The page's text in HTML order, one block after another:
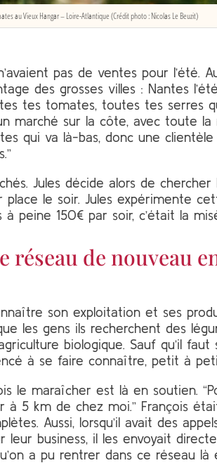
au Vieux Hangar – Loire-Atlantique (Crédit photo : Nicolas Le Beuzit)
pas de ventes pour l’été.
des grosses villes : Nantes
tes tomates, toutes tes serres
marché sur la côte, avec toute la
qui va là-bas, donc une
Jules décide alors de
place le soir. Jules expérimente
peine 150€ par soir, c’était la
réseau de nouveau
son exploitation et ses
les gens ils recherchent des
biologique. Sauf qu’il
à se faire connaître, petit à
le maraîcher est là en soutien.
à 5 km de chez moi.” François
Aussi, lorsqu’il avait des
leur business, il les envoyait
a pu rentrer dans ce réseau